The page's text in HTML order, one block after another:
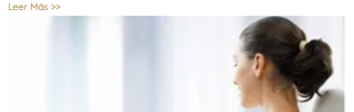
Leer Más >>